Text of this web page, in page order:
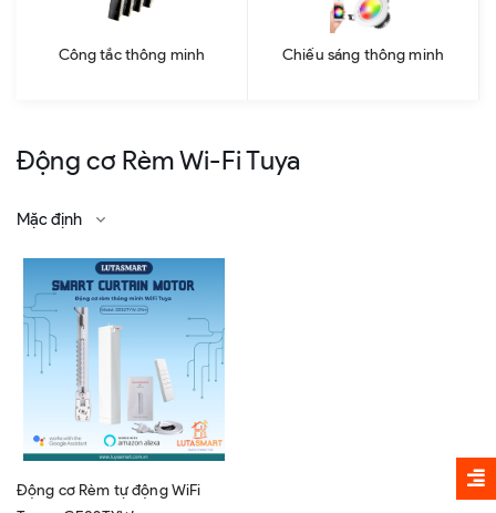
Công tắc thông minh Chiếu sáng thông minh
Động cơ Rèm Wi-Fi Tuya
Mặc định
Động cơ Rèm tự động WiFi